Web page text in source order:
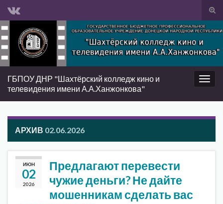
Вкл/
Search for:
Вкл/
ГБПОУ ДНР "Шахтёрский колледж кино и
телевидения имени А.А.Ханжонкова"
АРХИВ 02.06.2026
ИЮН
02
2026
Предлагают перевести
чужие деньги? Не дайте
мошенникам сделать вас